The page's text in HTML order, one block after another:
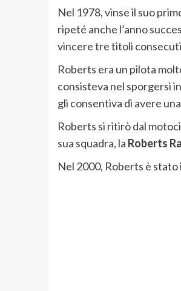
Nel 1978, vinse il suo
ripeté anche l’anno
vincere tre titoli
Roberts era un pilota
consisteva nel sporgersi
gli consentiva di avere
Roberts si ritirò dal
sua squadra, la Roberts
Nel 2000, Roberts è